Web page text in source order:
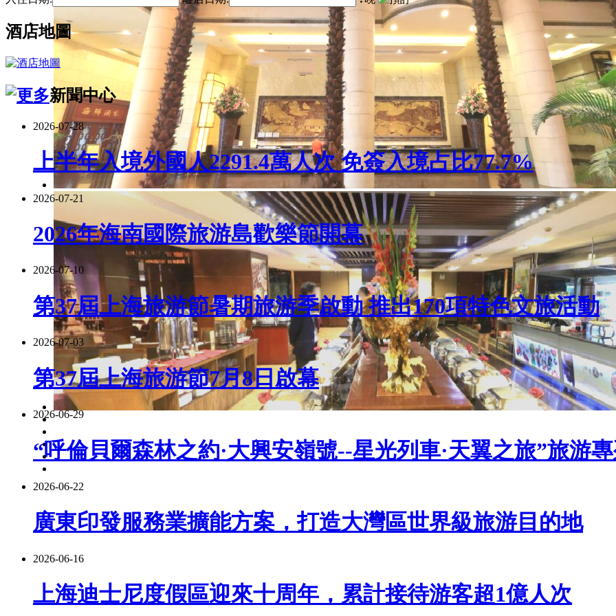
酒店地圖
新聞中心
2026-07-28
上半年入境外國人2291.4萬人次 免簽入境占比77.7%
2026-07-21
2026年海南國際旅游島歡樂節開幕
2026-07-10
第37屆上海旅游節暑期旅游季啟動 推出170項特色文旅活動
2026-07-03
第37屆上海旅游節7月8日啟幕
2026-06-29
“呼倫貝爾森林之約·大興安嶺號--星光列車·天翼之旅”旅游
2026-06-22
廣東印發服務業擴能方案，打造大灣區世界級旅游目的地
2026-06-16
上海迪士尼度假區迎來十周年，累計接待游客超1億人次